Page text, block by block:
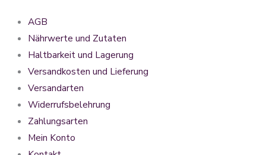
AGB
Nährwerte und Zutaten
Haltbarkeit und Lagerung
Versandkosten und Lieferung
Versandarten
Widerrufsbelehrung
Zahlungsarten
Mein Konto